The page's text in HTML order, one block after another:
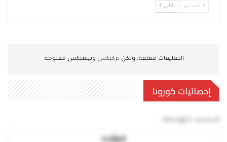
السابق التالي
التعليقات مغلقة، ولكن تركبكس وبينغبكس مفتوحة.
إحصائيات كورونا